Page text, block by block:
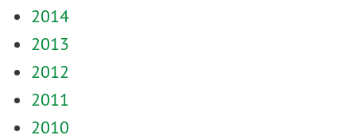
2014
2013
2012
2011
2010